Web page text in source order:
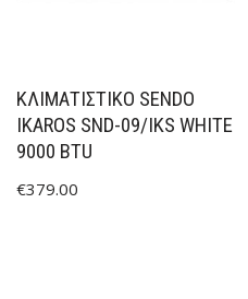
ΚΛΙΜΑΤΙΣΤΙΚΟ SENDO
IKAROS SND-09/IKS WHITE
9000 BTU
€379.00